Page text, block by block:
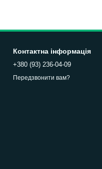
Контактна інформація
+380 (93) 236-04-09
Передзвонити вам?